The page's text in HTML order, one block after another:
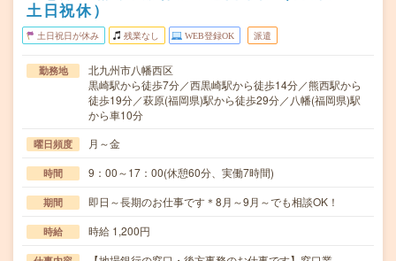
土日祝休）
土日祝日が休み 残業なし WEB登録OK 派遣
勤務地
北九州市八幡西区
黒崎駅から徒歩7分／西黒崎駅から徒歩14分／熊西駅から
徒歩19分／萩原(福岡県)駅から徒歩29分／八幡(福岡県)駅
から車10分
曜日頻度 月～金
時間 9：00～17：00(休憩60分、実働7時間)
期間 即日～長期のお仕事です＊8月～9月～でも相談OK！
時給 時給 1,200円